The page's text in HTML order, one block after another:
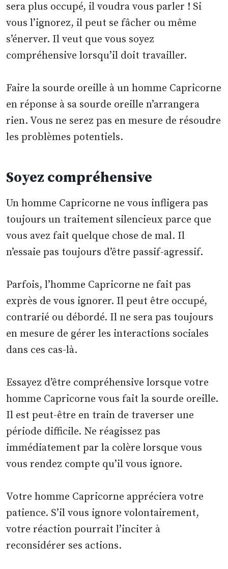
sera plus occupé, il voudra vous parler ! Si
vous l’ignorez, il peut se fâcher ou même
s’énerver. Il veut que vous soyez
compréhensive lorsqu’il doit travailler.
Faire la sourde oreille à un homme Capricorne
en réponse à sa sourde oreille n’arrangera
rien. Vous ne serez pas en mesure de résoudre
les problèmes potentiels.
Soyez compréhensive
Un homme Capricorne ne vous infligera pas
toujours un traitement silencieux parce que
vous avez fait quelque chose de mal. Il
n’essaie pas toujours d’être passif-agressif.
Parfois, l’homme Capricorne ne fait pas
exprès de vous ignorer. Il peut être occupé,
contrarié ou débordé. Il ne sera pas toujours
en mesure de gérer les interactions sociales
dans ces cas-là.
Essayez d’être compréhensive lorsque votre
homme Capricorne vous fait la sourde oreille.
Il est peut-être en train de traverser une
période difficile. Ne réagissez pas
immédiatement par la colère lorsque vous
vous rendez compte qu’il vous ignore.
Votre homme Capricorne appréciera votre
patience. S’il vous ignore volontairement,
votre réaction pourrait l’inciter à
reconsidérer ses actions.